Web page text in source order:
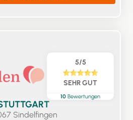
5/5
SEHR GUT
10 Bewertungen
Sindelfingen